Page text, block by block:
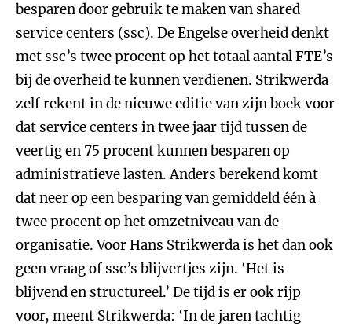
besparen door gebruik te maken van shared
service centers (ssc). De Engelse overheid denkt
met ssc’s twee procent op het totaal aantal FTE’s
bij de overheid te kunnen verdienen. Strikwerda
zelf rekent in de nieuwe editie van zijn boek voor
dat service centers in twee jaar tijd tussen de
veertig en 75 procent kunnen besparen op
administratieve lasten. Anders berekend komt
dat neer op een besparing van gemiddeld één à
twee procent op het omzetniveau van de
organisatie. VoorHans Strikwerdais het dan ook
geen vraag of ssc’s blijvertjes zijn. ‘Het is
blijvend en structureel.’ De tijd is er ook rijp
voor, meent Strikwerda: ‘In de jaren tachtig